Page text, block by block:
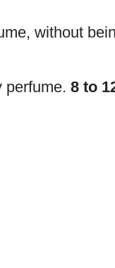
without
perfume. 8 to